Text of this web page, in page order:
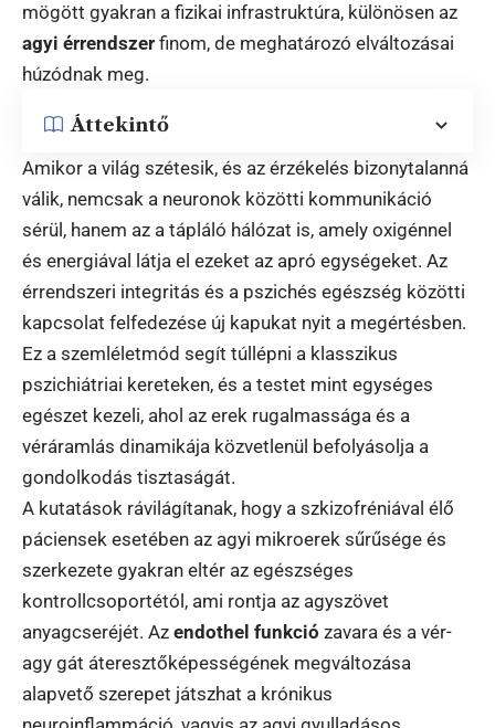
mögött gyakran a fizikai infrastruktúra, különösen az
agyi érrendszer finom, de meghatározó elváltozásai
húzódnak meg.
Áttekintő
Amikor a világ szétesik, és az érzékelés bizonytalanná
válik, nemcsak a neuronok közötti kommunikáció
sérül, hanem az a tápláló hálózat is, amely oxigénnel
és energiával látja el ezeket az apró egységeket. Az
érrendszeri integritás és a pszichés egészség közötti
kapcsolat felfedezése új kapukat nyit a megértésben.
Ez a szemléletmód segít túllépni a klasszikus
pszichiátriai kereteken, és a testet mint egységes
egészet kezeli, ahol az erek rugalmassága és a
véráramlás dinamikája közvetlenül befolyásolja a
gondolkodás tisztaságát.
A kutatások rávilágítanak, hogy a szkizofréniával élő
páciensek esetében az agyi mikroerek sűrűsége és
szerkezete gyakran eltér az egészséges
kontrollcsoportétól, ami rontja az agyszövet
anyagcseréjét. Az endothel funkció zavara és a vér-
agy gát áteresztőképességének megváltozása
alapvető szerepet játszhat a krónikus